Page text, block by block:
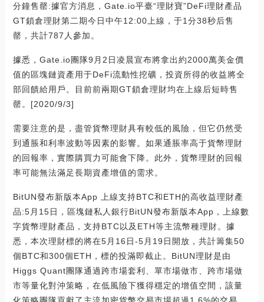
分鐘售罄:據官方消息，Gate.io平臺“理財寶”DeFi理財產品
GT鎖倉理財第二期今日中午12:00上線，于1分38秒后售
罄，共計787人參加。
據悉，Gate.io團隊9月2日凌晨宣布將拿出約2000萬美金價
值的區塊鏈資產用于DeFi流動性挖礦，投資所得的收益將全
部回饋給用戶。目前前兩期GT鎖倉理財均在上線后短時售
罄。[2020/9/3]
需要注意的是，盡管貨幣理財具有較低的風險，但它仍然受
到通脹和利率波動等因素的影響。如果通脹率高于貨幣理財
的回報率，實際購買力可能會下降。此外，貨幣理財的回報
率可能無法滿足長期資產增值的需求。
BitUN發布新版本App 上線支持BTC和ETH的高收益理財產
品:5月15日，區塊鏈私人銀行BitUN發布新版本App，上線數
字貨幣理財產品，支持BTC以及ETH等主流幣種理財。據
悉，本次理財標的將在5月16日-5月19日開放，共計籌集50
個BTC和300個ETH，標的投滿即截止。BitUN理財是由
Higgs Quant團隊通過跨市場套利、單市場做市、跨市場做
市等量化對沖策略，在低風險下獲得穩定的增值空間，該量